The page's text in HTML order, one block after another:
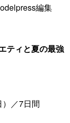
編集
ティと夏の最強
／7日間